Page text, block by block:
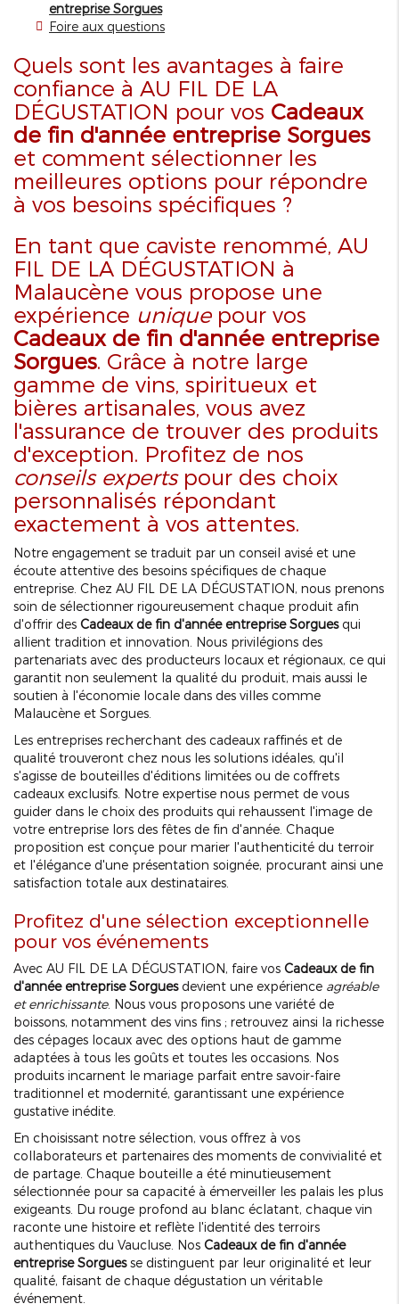
entreprise Sorgues
Foire aux questions
Quels sont les avantages à faire
confiance à AU FIL DE LA
DÉGUSTATION pour vos Cadeaux
de fin d'année entreprise Sorgues
et comment sélectionner les
meilleures options pour répondre
à vos besoins spécifiques ?
En tant que caviste renommé, AU
FIL DE LA DÉGUSTATION à
Malaucène vous propose une
expérience uniquepour vos
Cadeaux de fin d'année entreprise
Sorgues. Grâce à notre large
gamme de vins, spiritueux et
bières artisanales, vous avez
l'assurance de trouver des produits
d'exception. Profitez de nos
conseils expertspour des choix
personnalisés répondant
exactement à vos attentes.
Notre engagement se traduit par un conseil avisé et une
écoute attentive des besoins spécifiques de chaque
entreprise. Chez AU FIL DE LA DÉGUSTATION, nous prenons
soin de sélectionner rigoureusement chaque produit afin
d'offrir des Cadeaux de fin d'année entreprise Sorguesqui
allient tradition et innovation. Nous privilégions des
partenariats avec des producteurs locaux et régionaux, ce qui
garantit non seulement la qualité du produit, mais aussi le
soutien à l'économie locale dans des villes comme
Malaucène et Sorgues.
Les entreprises recherchant des cadeaux raffinés et de
qualité trouveront chez nous les solutions idéales, qu'il
s'agisse de bouteilles d'éditions limitées ou de coffrets
cadeaux exclusifs. Notre expertise nous permet de vous
guider dans le choix des produits qui rehaussent l'image de
votre entreprise lors des fêtes de fin d'année. Chaque
proposition est conçue pour marier l'authenticité du terroir
et l'élégance d'une présentation soignée, procurant ainsi une
satisfaction totale aux destinataires.
Profitez d'une sélection exceptionnelle
pour vos événements
Avec AU FIL DE LA DÉGUSTATION, faire vos Cadeaux de fin
d'année entreprise Sorguesdevient une expérience agréable
et enrichissante. Nous vous proposons une variété de
boissons, notamment des vins fins ; retrouvez ainsi la richesse
des cépages locaux avec des options haut de gamme
adaptées à tous les goûts et toutes les occasions. Nos
produits incarnent le mariage parfait entre savoir-faire
traditionnel et modernité, garantissant une expérience
gustative inédite.
En choisissant notre sélection, vous offrez à vos
collaborateurs et partenaires des moments de convivialité et
de partage. Chaque bouteille a été minutieusement
sélectionnée pour sa capacité à émerveiller les palais les plus
exigeants. Du rouge profond au blanc éclatant, chaque vin
raconte une histoire et reflète l'identité des terroirs
authentiques du Vaucluse. Nos Cadeaux de fin d'année
entreprise Sorguesse distinguent par leur originalité et leur
qualité, faisant de chaque dégustation un véritable
événement.